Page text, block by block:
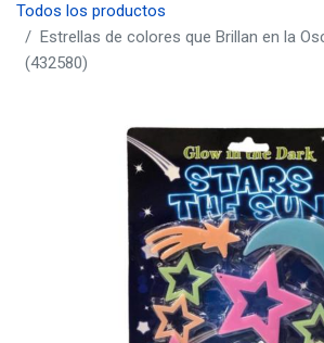
Todos los productos
Estrellas de colores que Brillan en la
(432580)